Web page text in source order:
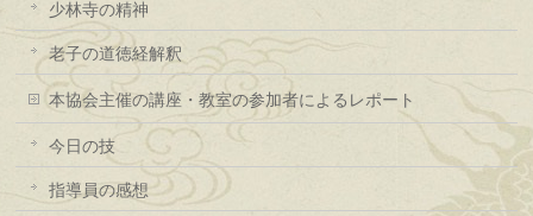
少林寺の精神
老子の道徳経解釈
本協会主催の講座・教室の参加者によるレポート
今日の技
指導員の感想